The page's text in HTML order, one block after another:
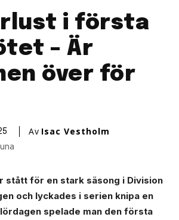
i första
– Är
över för
Av Isac Vestholm
stått för en stark säsong i Division
och lyckades i serien knipa en
spelade man den första